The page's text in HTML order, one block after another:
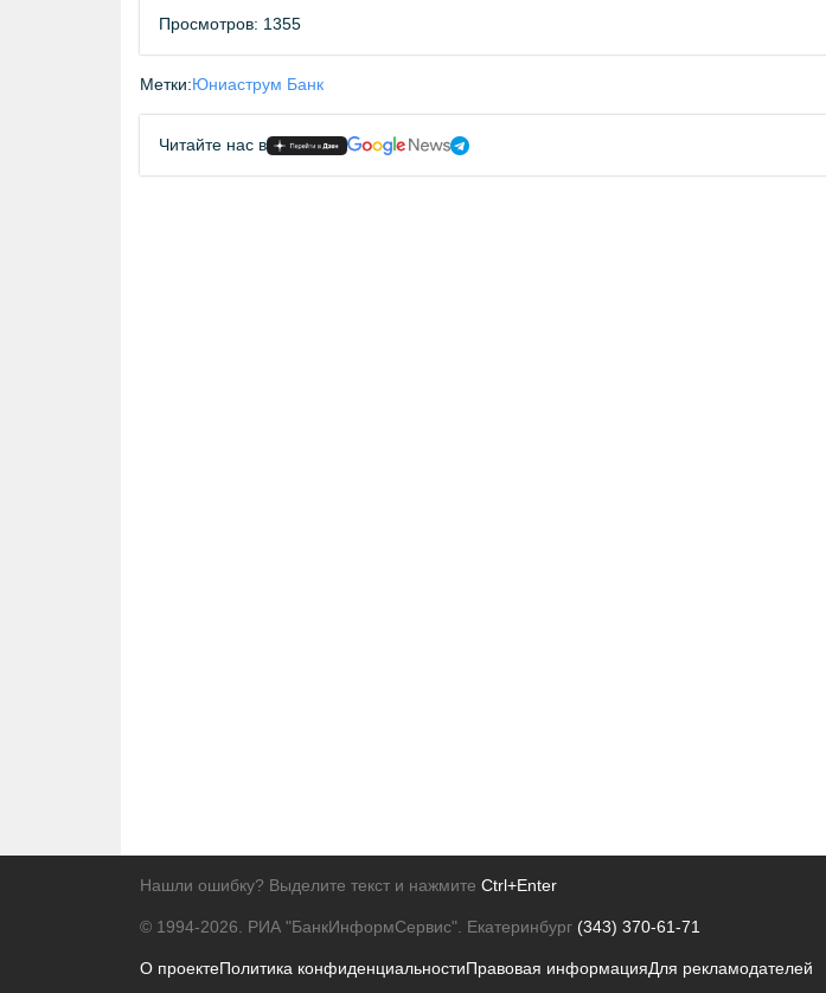
Просмотров: 1355
Метки:Юниаструм Банк
Читайте нас в
Нашли ошибку? Выделите текст и нажмите Ctrl+Enter
© 1994-2026. РИА "БанкИнформСервис". Екатеринбург (343) 370-61-71
О проектеПолитика конфиденциальностиПравовая информацияДля рекламодателей